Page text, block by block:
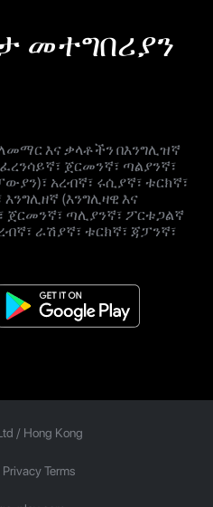
መተግበሪያን
እና ቃላቶችን በእንግሊዝኛ
ጀርመንኛ፣ ጣልያንኛ፣
አረብኛ፣ ሩሲያኛ፣ ቱርክኛ፣
(እንግሊዛዊ እና
ጀርመንኛ፣ ጣሊያንኛ፣ ፖርቱጋልኛ
ራሽያኛ፣ ቱርክኛ፣ ጃፓንኛ፣
/ Hong Kong
Terms